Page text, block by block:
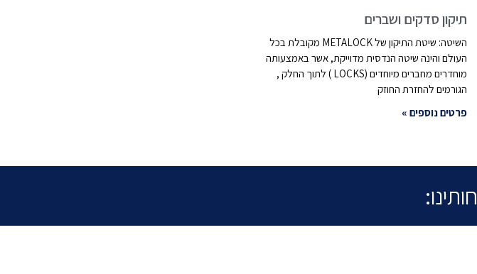
תיקון סדקים ושברים
השיטה: שיטת התיקון של METALOCK מקובלת בכל
העולם והינה שיטה הנדסית מדוייקת, אשר באמצעותה
מוחדרים מחברים מיוחדים (LOCKS ) לתוך החלק ,
הגורמים להחזרת החוזק
פרטים נוספים »